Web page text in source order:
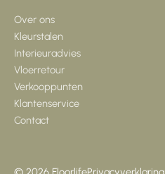
Over ons
Kleurstalen
Interieuradvies
Vloerretour
Verkooppunten
Klantenservice
Contact